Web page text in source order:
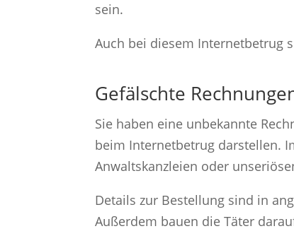
sein.
Auch bei diesem Internetbetrug
Gefälschte
Sie haben eine unbekannte
beim Internetbetrug darstellen.
Anwaltskanzleien oder
Details zur Bestellung sind in
Außerdem bauen die Täter